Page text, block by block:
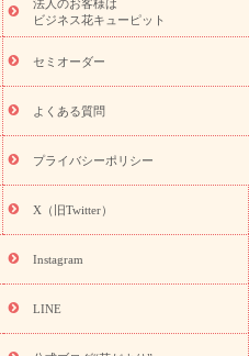
季節のイベント
お盆 花（新
）
お盆・お供え 花とセットギ
フラワー
ひまわり ギフト・プ
元・暑中見舞い 花のギフト特集
ゼント特集
の日 花のおすすめランキング
敬
ント特集
敬老の日 花とセットギ
の花 全てのギフト一覧
キャン
アンズ』コラボキャンペーン
ペーン
誕生日の花を探す
ラワーギフト特集
ンドウ)
配達特急便 お祝い商品一覧
法人のお客様は
ビジネス花キューピット
セミオーダー
よくある質問
プライバシーポリシー
X（旧Twitter）
Instagram
LINE